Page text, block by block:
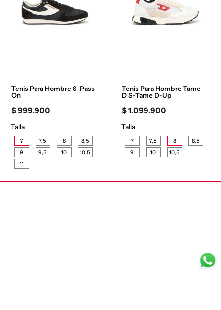
Tenis Para Hombre S-Pass
On
$999.900
Talla
7 7,5 8
8,5
9
9,5 10
10,5
11
Tenis Para Hombre Tame-
D S-Tame D-Up
$1.099.900
Talla
7 7,5 8
8,5
9
10 10,5